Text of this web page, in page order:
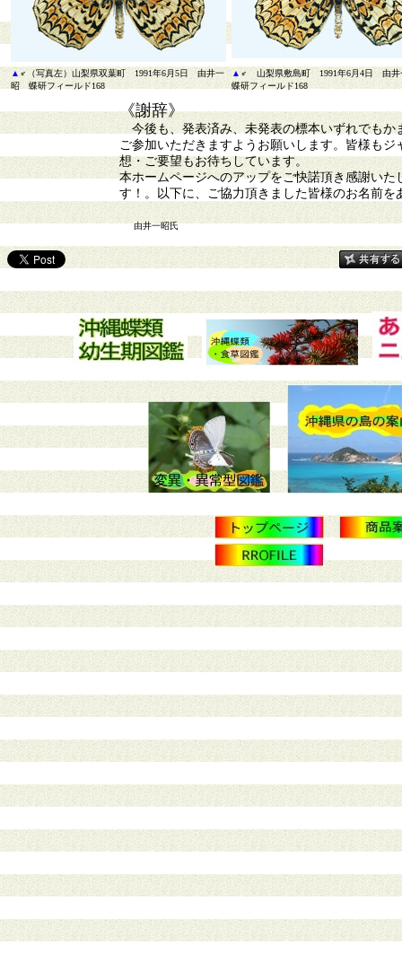
▲ ♂（写真左）山梨県双葉町 1991年6月5日 由井一
昭 蝶研フィールド168
▲ ♂ 山梨県敷島町 1991年6月4日 由
蝶研フィールド168
《謝辞》
今後も、発表済み、未発表の標本いずれでもか
ご参加いただきますようお願いします。皆様も
想・ご要望もお待ちしています。
本ホームページへのアップをご快諾頂き感謝い
す！。以下に、ご協力頂きました皆様のお名前を
由井一昭氏